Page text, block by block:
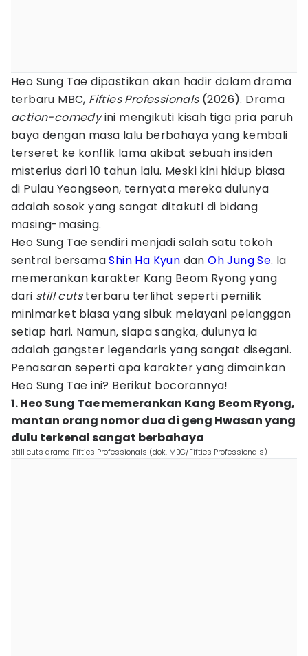
Heo Sung Tae dipastikan akan hadir dalam drama
terbaru MBC, Fifties Professionals(2026). Drama
action-comedyini mengikuti kisah tiga pria paruh
baya dengan masa lalu berbahaya yang kembali
terseret ke konflik lama akibat sebuah insiden
misterius dari 10 tahun lalu. Meski kini hidup biasa
di Pulau Yeongseon, ternyata mereka dulunya
adalah sosok yang sangat ditakuti di bidang
masing-masing.
Heo Sung Tae sendiri menjadi salah satu tokoh
sentral bersamaShin Ha Kyun danOh Jung Se. Ia
memerankan karakter Kang Beom Ryong yang
dari still cutsterbaru terlihat seperti pemilik
minimarket biasa yang sibuk melayani pelanggan
setiap hari. Namun, siapa sangka, dulunya ia
adalah gangster legendaris yang sangat disegani.
Penasaran seperti apa karakter yang dimainkan
Heo Sung Tae ini? Berikut bocorannya!
1. Heo Sung Tae memerankan Kang Beom Ryong,
mantan orang nomor dua di geng Hwasan yang
dulu terkenal sangat berbahaya
still cuts drama Fifties Professionals (dok. MBC/Fifties Professionals)